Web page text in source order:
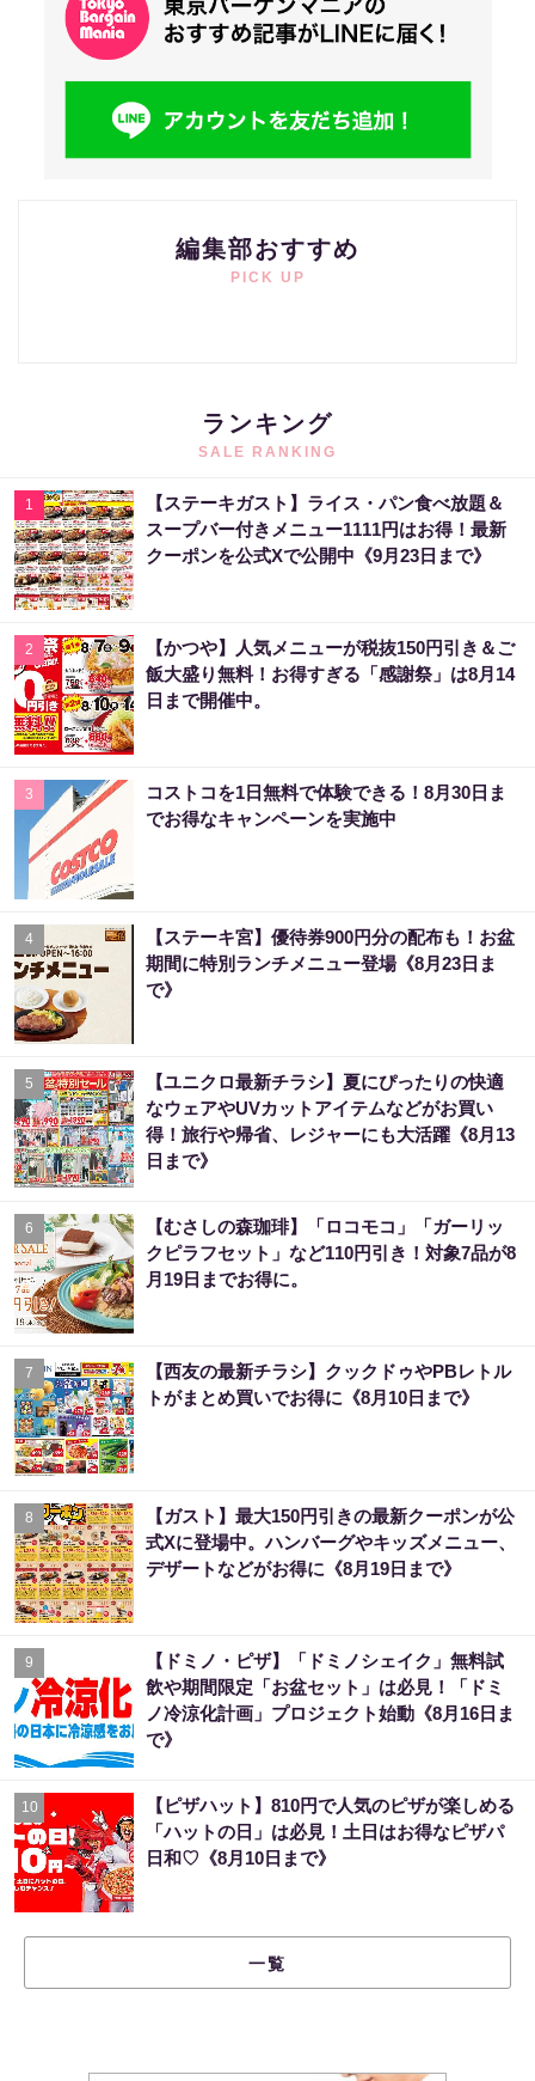
編集部おすすめ
PICK UP
ランキング
SALE RANKING
1
【ステーキガスト】ライス・パン食べ放題＆
スープバー付きメニュー1111円はお得！最新
クーポンを公式Xで公開中《9月23日まで》
2
【かつや】人気メニューが税抜150円引き＆ご
飯大盛り無料！お得すぎる「感謝祭」は8月14
日まで開催中。
3
コストコを1日無料で体験できる！8月30日ま
でお得なキャンペーンを実施中
4
【ステーキ宮】優待券900円分の配布も！お盆
期間に特別ランチメニュー登場《8月23日ま
で》
5
【ユニクロ最新チラシ】夏にぴったりの快適
なウェアやUVカットアイテムなどがお買い
得！旅行や帰省、レジャーにも大活躍《8月13
日まで》
6
【むさしの森珈琲】「ロコモコ」「ガーリッ
クピラフセット」など110円引き！対象7品が8
月19日までお得に。
7
【西友の最新チラシ】クックドゥやPBレトル
トがまとめ買いでお得に《8月10日まで》
8
【ガスト】最大150円引きの最新クーポンが公
式Xに登場中。ハンバーグやキッズメニュー、
デザートなどがお得に《8月19日まで》
9
【ドミノ・ピザ】「ドミノシェイク」無料試
飲や期間限定「お盆セット」は必見！「ドミ
ノ冷涼化計画」プロジェクト始動《8月16日ま
で》
10
【ピザハット】810円で人気のピザが楽しめる
「ハットの日」は必見！土日はお得なピザパ
日和♡《8月10日まで》
一覧